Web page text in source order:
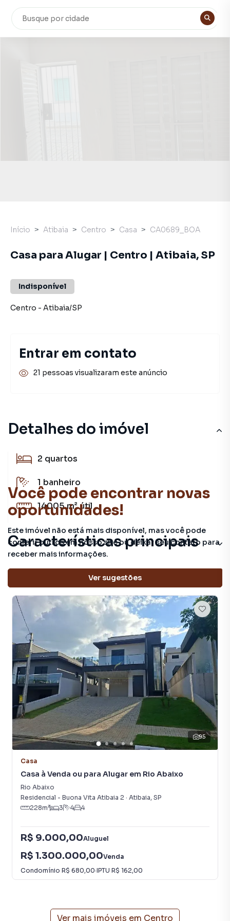
Você pode encontrar novas
oportunidades!
Este imóvel não está mais disponível, mas você pode
conferir outros em nosso site ou deixar seu contato para
receber mais informações.
Ver sugestões
Detalhes do imóvel
2 quartos
1 banheiro
14005 m²útil
Características principais
Aquecimento Elétrico
Armário Banheiro
Veja outros imóveis nesta região
95
Casa
Casa à Venda ou para Alugar em Rio Abaixo
Rio Abaixo
Residencial - Buona Vita Atibaia 2 · Atibaia, SP
228m² 3 4 4
R$ 9.000,00Aluguel
R$ 1.300.000,00Venda
Condomínio R$ 680,00·IPTU R$ 162,00
Ver mais imóveis em Centro
Início Atibaia Centro Casa CA0689_BOA
Casa para Alugar | Centro | Atibaia, SP
Indisponível
Centro - Atibaia/SP
Entrar em contato
21 pessoas visualizaram este anúncio